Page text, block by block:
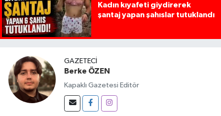
Kadın kıyafeti giydirerek
şantaj yapan şahıslar tutuklandı
GAZETECI
Berke ÖZEN
Kapaklı Gazetesi Editör